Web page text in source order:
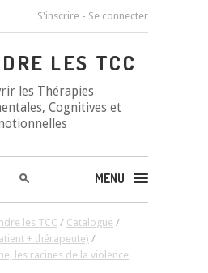
S'inscrire - Se connecter
LES TCC
les Thérapies
Cognitives et
MENU
les TCC / Catalogue /
+ thérapeute) /
les racines de la violence